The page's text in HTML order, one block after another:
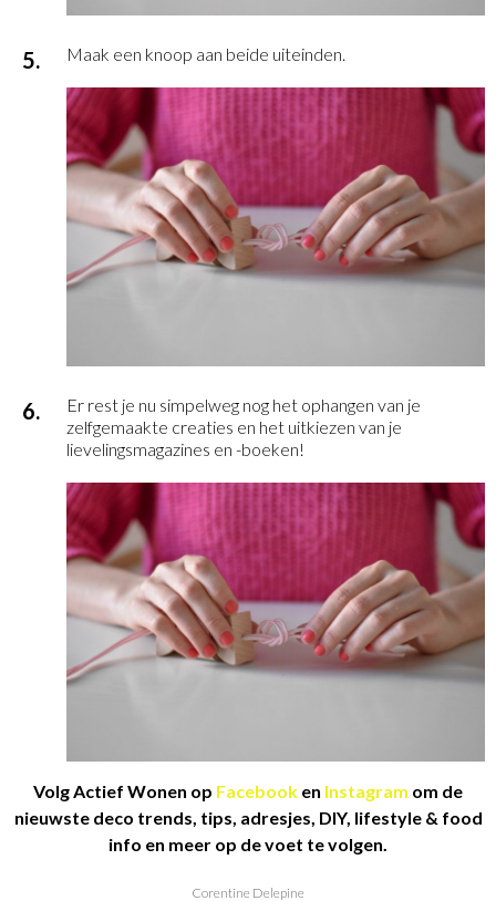
Maak een knoop aan beide uiteinden.
Er rest je nu simpelweg nog het ophangen van je
zelfgemaakte creaties en het uitkiezen van je
lievelingsmagazines en -boeken!
Volg Actief Wonen op Facebook en Instagram om de
nieuwste deco trends, tips, adresjes, DIY, lifestyle & food
info en meer op de voet te volgen.
Corentine Delepine